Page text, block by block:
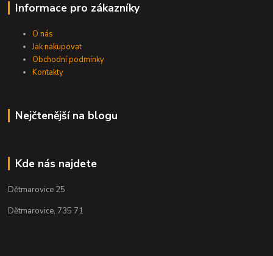
Informace pro zákazníky
O nás
Jak nakupovat
Obchodní podmínky
Kontakty
Nejčtenější na blogu
Kde nás najdete
Dětmarovice 25
Dětmarovice, 735 71